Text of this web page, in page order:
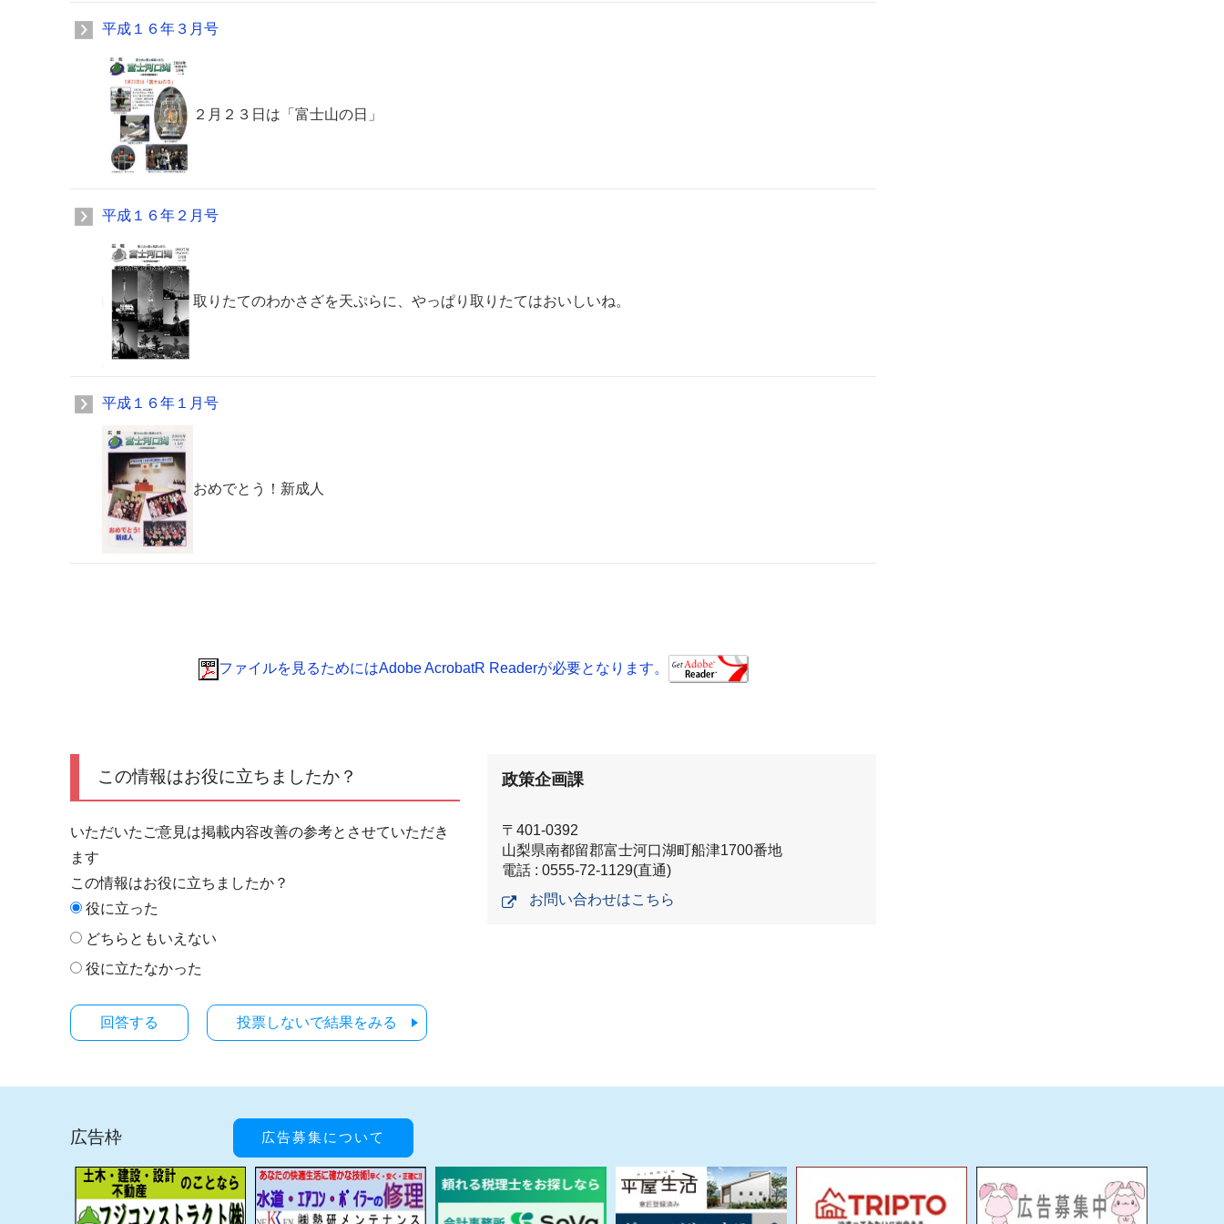
平成１６年３月号
２月２３日は「富士山の日」
平成１６年２月号
取りたてのわかさざを天ぷらに、やっぱり取りたてはおいしいね。
平成１６年１月号
おめでとう！新成人
ファイルを見るためにはAdobe AcrobatR Readerが必要となります。
この情報はお役に立ちましたか？
いただいたご意見は掲載内容改善の参考とさせていただき
ます
この情報はお役に立ちましたか？
役に立った
どちらともいえない
役に立たなかった
投票しないで結果をみる
政策企画課
〒401-0392
山梨県南都留郡富士河口湖町船津1700番地
電話 : 0555-72-1129(直通)
お問い合わせはこちら
広告枠 広告募集について